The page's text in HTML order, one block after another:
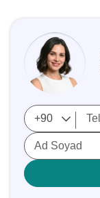
Ad Soyad